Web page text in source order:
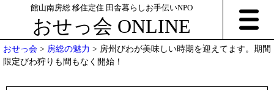
館山南房総 移住定住 田舎暮らしお手伝いNPO
おせっ会 ONLINE
おせっ会 > 房総の魅力 > 房州びわが美味しい時期を迎えてます。期間
限定びわ狩りも間もなく開始！